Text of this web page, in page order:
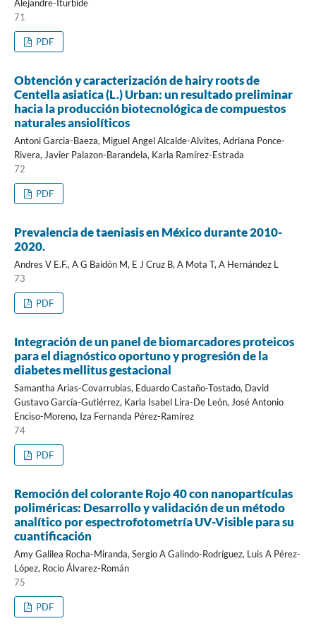
Alejandre-Iturbide
71
PDF
Obtención y caracterización de hairy roots de
Centella asiatica (L.) Urban: un resultado preliminar
hacia la producción biotecnológica de compuestos
naturales ansiolíticos
Antoni Garcia-Baeza, Miguel Angel Alcalde-Alvites, Adriana Ponce-
Rivera, Javier Palazon-Barandela, Karla Ramírez-Estrada
72
PDF
Prevalencia de taeniasis en México durante 2010-
2020.
Andres V E.F., A G Baidón M, E J Cruz B, A Mota T, A Hernández L
73
PDF
Integración de un panel de biomarcadores proteicos
para el diagnóstico oportuno y progresión de la
diabetes mellitus gestacional
Samantha Arias-Covarrubias, Eduardo Castaño-Tostado, David
Gustavo García-Gutiérrez, Karla Isabel Lira-De León, José Antonio
Enciso-Moreno, Iza Fernanda Pérez-Ramírez
74
PDF
Remoción del colorante Rojo 40 con nanopartículas
poliméricas: Desarrollo y validación de un método
analítico por espectrofotometría UV-Visible para su
cuantificación
Amy Galilea Rocha-Miranda, Sergio A Galindo-Rodríguez, Luis A Pérez-
López, Rocío Álvarez-Román
75
PDF